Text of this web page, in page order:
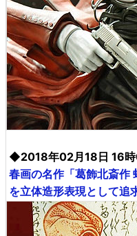
◆2018年02月18日 16
春画の名作「葛飾北斎作
を立体造形表現として追